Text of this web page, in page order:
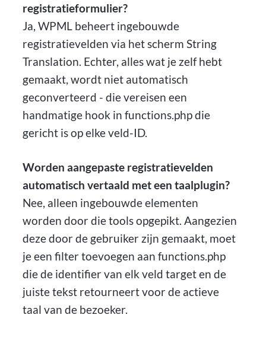
registratieformulier?
Ja, WPML beheert ingebouwde
registratievelden via het scherm String
Translation. Echter, alles wat je zelf hebt
gemaakt, wordt niet automatisch
geconverteerd - die vereisen een
handmatige hook in functions.php die
gericht is op elke veld-ID.
Worden aangepaste registratievelden
automatisch vertaald met een taalplugin?
Nee, alleen ingebouwde elementen
worden door die tools opgepikt. Aangezien
deze door de gebruiker zijn gemaakt, moet
je een filter toevoegen aan functions.php
die de identifier van elk veld target en de
juiste tekst retourneert voor de actieve
taal van de bezoeker.